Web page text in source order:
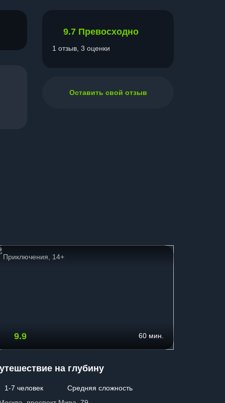
9.7 Превосходно
1 отзыв, 3 оценки
Оставить свой отзыв
Приключения, 14+
9.9 60 мин.
на глубину
1-7 человек
Средняя сложность